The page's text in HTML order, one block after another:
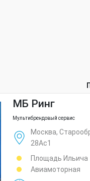
МБ Ринг
Мультибрендовый сервис
Москва,
28Ас1
Площадь Ильича
Авиамоторная